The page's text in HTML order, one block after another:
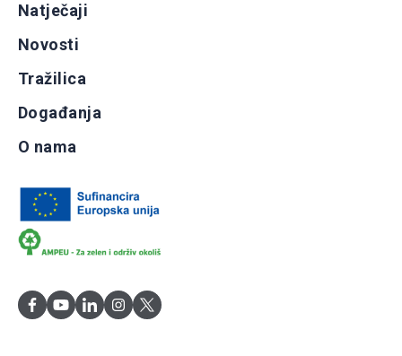
Natječaji
Novosti
Tražilica
Događanja
O nama